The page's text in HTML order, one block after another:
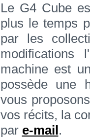
Le G4 Cube
plus le temps
par les
modifications
machine est
possède une
vous
vos récits, la
par e-mail.